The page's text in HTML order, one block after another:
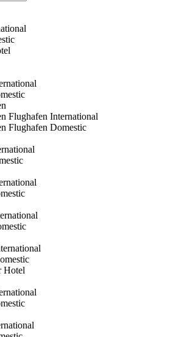
Flughafen International
Flughafen Domestic
Hotel